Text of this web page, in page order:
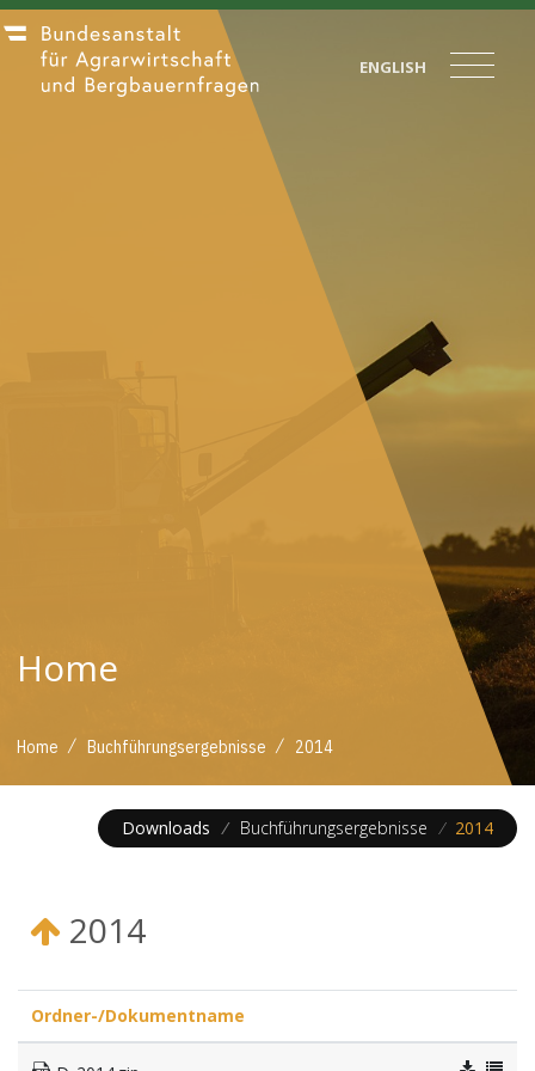
ENGLISH
Home
Home / Buchführungsergebnisse / 2014
Downloads / Buchführungsergebnisse / 2014
2014
Ordner-/Dokumentname